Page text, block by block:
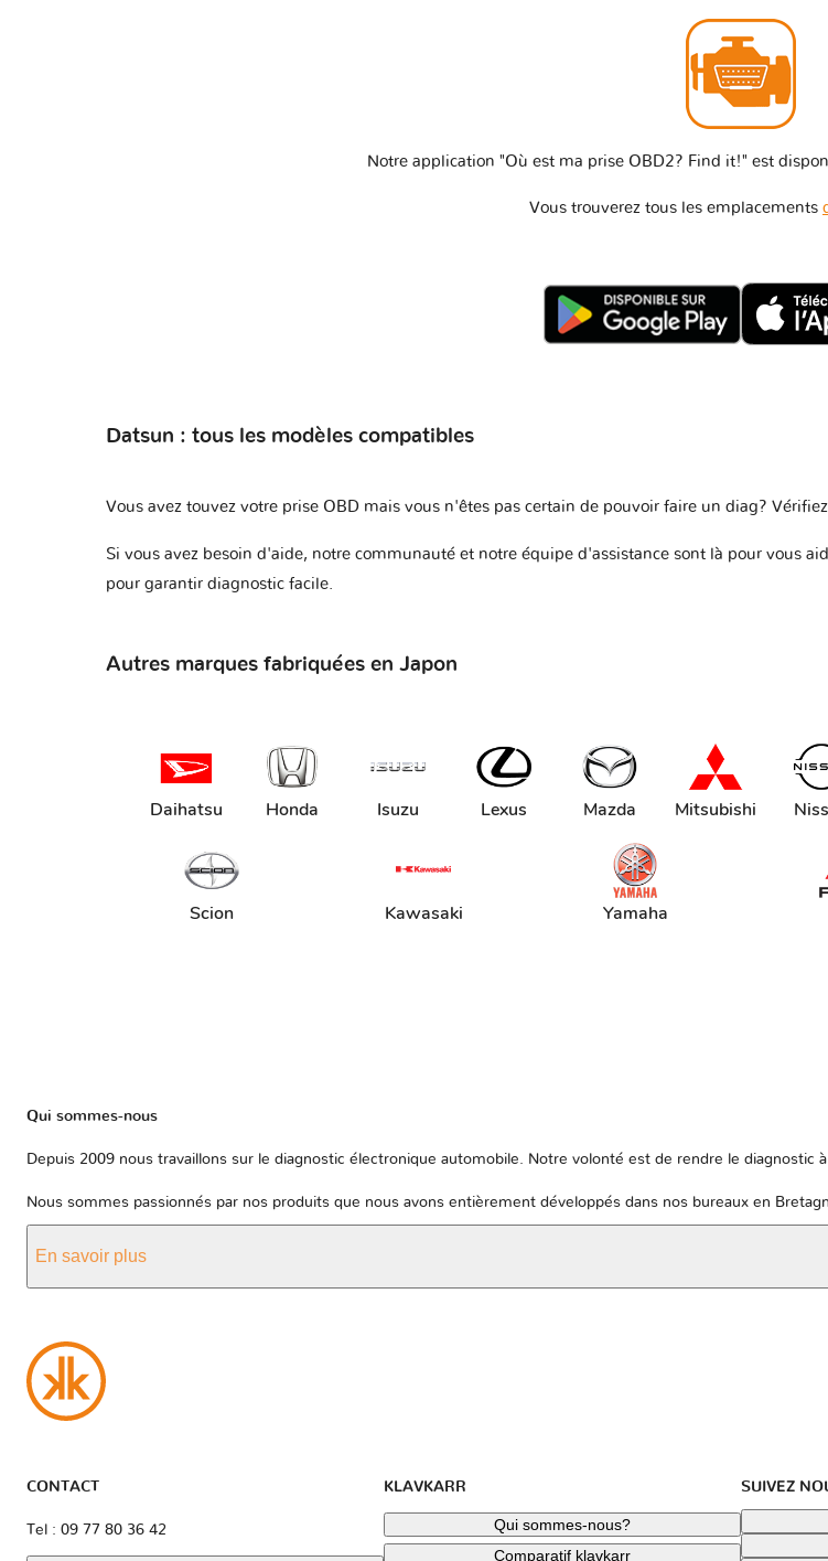
Notre application "Où est ma prise OBD2? Find it!" est
Vous trouverez tous les emplacements
Datsun : tous les modèles compatibles
Vous avez touvez votre prise OBD mais vous n'êtes pas certain de pouvoir faire un diag?
Si vous avez besoin d'aide, notre communauté et notre équipe d'assistance sont là pour vous
pour garantir diagnostic facile.
Autres marques fabriquées en Japon
Daihatsu Honda Isuzu Lexus Mazda Mitsubishi
Scion Kawasaki Yamaha
Qui sommes-nous
Depuis 2009 nous travaillons sur le diagnostic électronique automobile. Notre volonté est de rendre le diagnostic
Nous sommes passionnés par nos produits que nous avons entièrement développés dans nos bureaux en
En savoir plus
CONTACT
Tel : 09 77 80 36 42
KLAVKARR
Qui sommes-nous?
Comparatif klavkarr
SUIVEZ